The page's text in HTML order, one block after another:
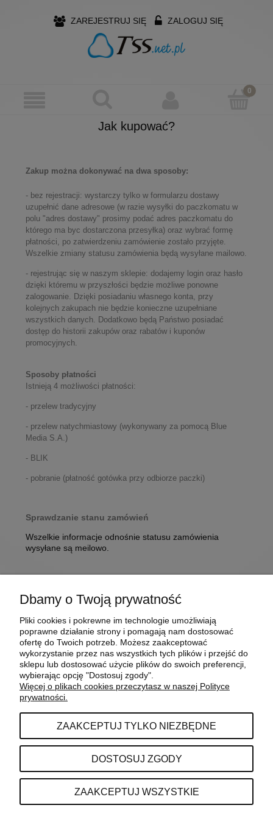
ZAREJESTRUJ SIĘ ZALOGUJ SIĘ
Jak kupować?
Zakup można dokonywać na dwa sposoby:
- bez rejestracji: wystarczy tylko w formularzu dostawy
uzupełnić dane adresowe (w razie wysyłki do paczkomatu w
polu "adres dostawy" prosimy podać adres paczkomatu do
którego ma byc dostarczona przesyłka) oraz wybrać formę
płatności, po zatwierdzeniu zamówienie zostało przyjęte.
Wszelkie zmiany statusu zamówienia będą wysyłane mailowo.
- rejestrując się w naszym sklepie: dodajemy login oraz hasło
dzięki któremu w przyszłości będzie możliwe ponowne
zalogowanie. Dzięki posiadaniu własnego konta, przy
kolejnych zakupach nie będzie konieczne uzupełniane
wszystkich danych. Dodatkowo będą Państwo posiadać
dostęp do historii zakupów oraz rabatów i kuponów
promocyjnych.
Sposoby płatności
Istnieją 4 możliwości płatności:
- przelew tradycyjny
- przelew natychmiastowy (wykonywany za pomocą Blue
Media S.A.)
- BLIK
- pobranie (płatność gotówka przy odbiorze paczki)
Sprawdzanie stanu zamówień
Wszelkie informacje odnośnie statusu zamówienia
wysyłane są meilowo.
POMOC
MOJE KONTO
INFORMACJE
O NAS
Dbamy o Twoją prywatność
Pliki cookies i pokrewne im technologie umożliwiają
poprawne działanie strony i pomagają nam dostosować
ofertę do Twoich potrzeb. Możesz zaakceptować
wykorzystanie przez nas wszystkich tych plików i przejść do
sklepu lub dostosować użycie plików do swoich preferencji,
wybierając opcję "Dostosuj zgody".
Więcej o plikach cookies przeczytasz w naszej Polityce
prywatności.
ZAAKCEPTUJ TYLKO NIEZBĘDNE
DOSTOSUJ ZGODY
ZAAKCEPTUJ WSZYSTKIE